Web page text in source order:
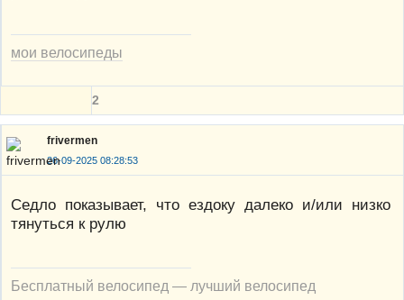
мои велосипеды
2
frivermen
26-09-2025 08:28:53
Седло показывает, что ездоку далеко и/или низко
тянуться к рулю
Бесплатный велосипед — лучший велосипед